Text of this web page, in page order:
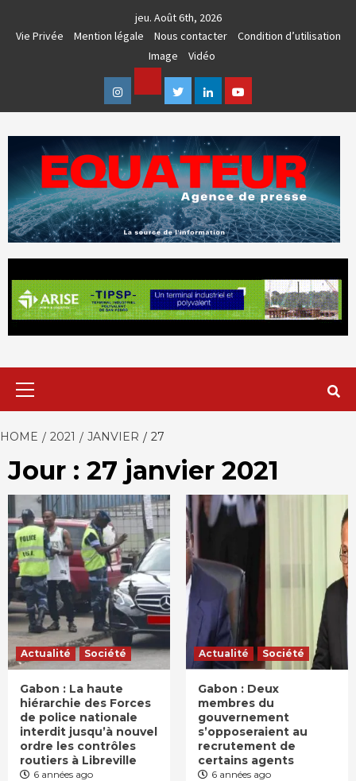
jeu. Août 6th, 2026
Vie Privée
Mention légale Nous contacter
Condition d’utilisation
Image
Vidéo
Instagram
Facebook
TwitterLinkedinYoutube
EQUATEUR
HOME 2021 JANVIER 27
Jour : 27 janvier 2021
Actualité Société
Gabon : La haute
hiérarchie des Forces
de police nationale
interdit jusqu’à nouvel
ordre les contrôles
routiers à Libreville
6 années ago
Actualité Société
Gabon : Deux
membres du
gouvernement
s’opposeraient au
recrutement de
certains agents
6 années ago